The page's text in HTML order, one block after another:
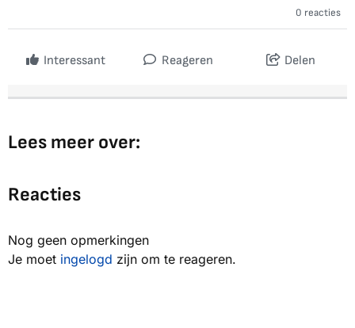
0 reacties
Interessant Reageren Delen
Lees meer over:
Reacties
Nog geen opmerkingen
Je moet ingelogd zijn om te reageren.